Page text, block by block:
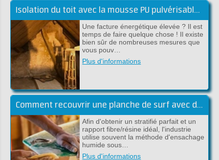
Isolation du toit avec la mousse PU pulvérisable de Froth-Pak
Une facture énergétique élevée ? Il est
temps de faire quelque chose ! Il existe
bien sûr de nombreuses mesures que
vous pouv…
Plus d'informations
Comment recouvrir une planche de surf avec du tissu en carbone et de l'époxy ?
Afin d'obtenir un stratifié parfait et un
rapport fibre/résine idéal, l'industrie
utilise souvent la méthode d'ensachage
humide sous…
Plus d'informations